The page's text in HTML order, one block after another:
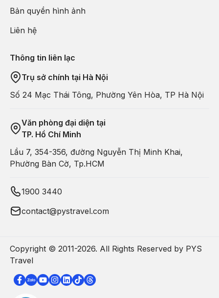
Bản quyền hình ảnh
Liên hệ
Thông tin liên lạc
Trụ sở chính tại Hà Nội
Số 24 Mạc Thái Tông, Phường Yên Hòa, TP Hà Nội
Văn phòng đại diện tại
TP. Hồ Chí Minh
Lầu 7, 354-356, đường Nguyễn Thị Minh Khai,
Phường Bàn Cờ, Tp.HCM
1900 3440
contact@pystravel.com
Copyright © 2011-2026. All Rights Reserved by PYS
Travel